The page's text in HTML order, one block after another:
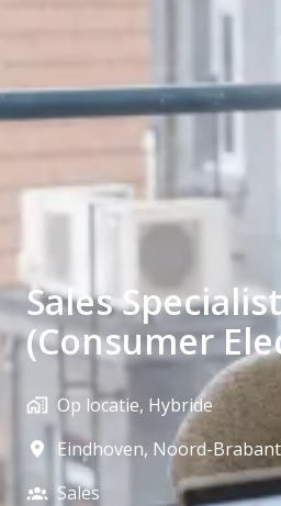
Sales Specialist
(Consumer
Op locatie, Hybride
Eindhoven, Noord-Brabant
Sales​